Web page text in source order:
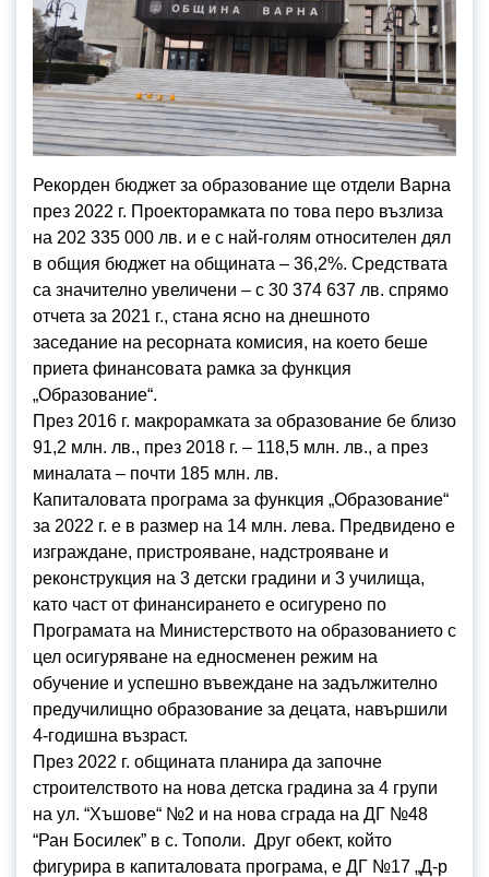
Рекорден бюджет за образование ще отдели Варна
през 2022 г. Проекторамката по това перо възлиза
на 202 335 000 лв. и е с най-голям относителен дял
в общия бюджет на общината – 36,2%. Средствата
са значително увеличени – с 30 374 637 лв. спрямо
отчета за 2021 г., стана ясно на днешното
заседание на ресорната комисия, на което беше
приета финансовата рамка за функция
„Образование“.
През 2016 г. макрорамката за образование бе близо
91,2 млн. лв., през 2018 г. – 118,5 млн. лв., а през
миналата – почти 185 млн. лв.
Капиталовата програма за функция „Образование“
за 2022 г. е в размер на 14 млн. лева. Предвидено е
изграждане, пристрояване, надстрояване и
реконструкция на 3 детски градини и 3 училища,
като част от финансирането е осигурено по
Програмата на Министерството на образованието с
цел осигуряване на едносменен режим на
обучение и успешно въвеждане на задължително
предучилищно образование за децата, навършили
4-годишна възраст.
През 2022 г. общината планира да започне
строителството на нова детска градина за 4 групи
на ул. “Хъшове“ №2 и на нова сграда на ДГ №48
“Ран Босилек” в с. Тополи. Друг обект, който
фигурира в капиталовата програма, е ДГ №17 „Д-р